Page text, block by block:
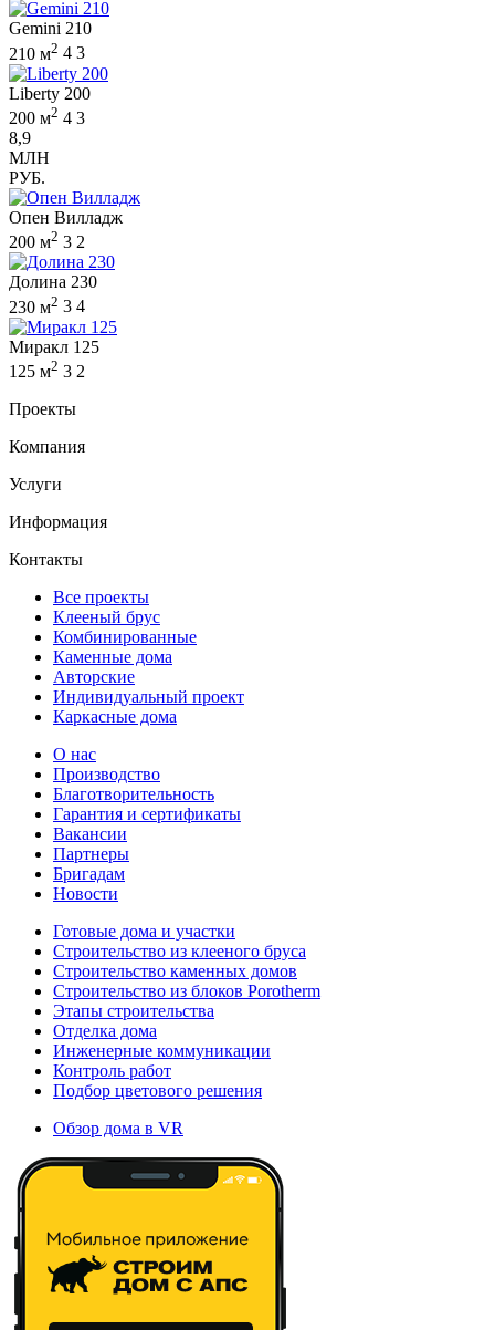
Gemini 210
210 м2 4 3
Liberty 200
200 м2 4 3
8,9
МЛН
РУБ.
Опен Вилладж
200 м2 3 2
Долина 230
230 м2 3 4
Миракл 125
125 м2 3 2
Проекты
Компания
Услуги
Информация
Контакты
Все проекты
Клееный брус
Комбинированные
Каменные дома
Авторские
Индивидуальный проект
Каркасные дома
О нас
Производство
Благотворительность
Гарантия и сертификаты
Вакансии
Партнеры
Бригадам
Новости
Готовые дома и участки
Строительство из клееного бруса
Строительство каменных домов
Строительство из блоков Porotherm
Этапы строительства
Отделка дома
Инженерные коммуникации
Контроль работ
Подбор цветового решения
Обзор дома в VR